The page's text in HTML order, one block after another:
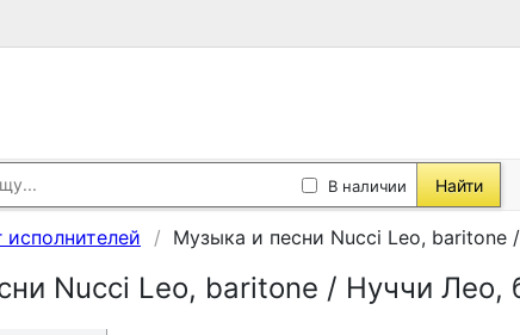
В наличии Найти
исполнителей Музыка и песни Nucci Leo, baritone
Nucci Leo, baritone / Нуччи Лео,